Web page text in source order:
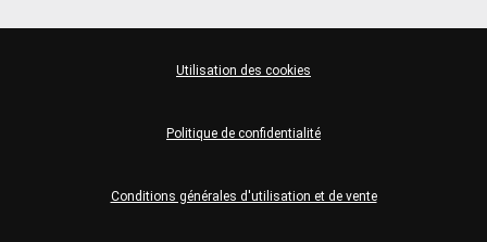
Conditions générales d'utilisation et de vente
Politique de confidentialité
Utilisation des cookies